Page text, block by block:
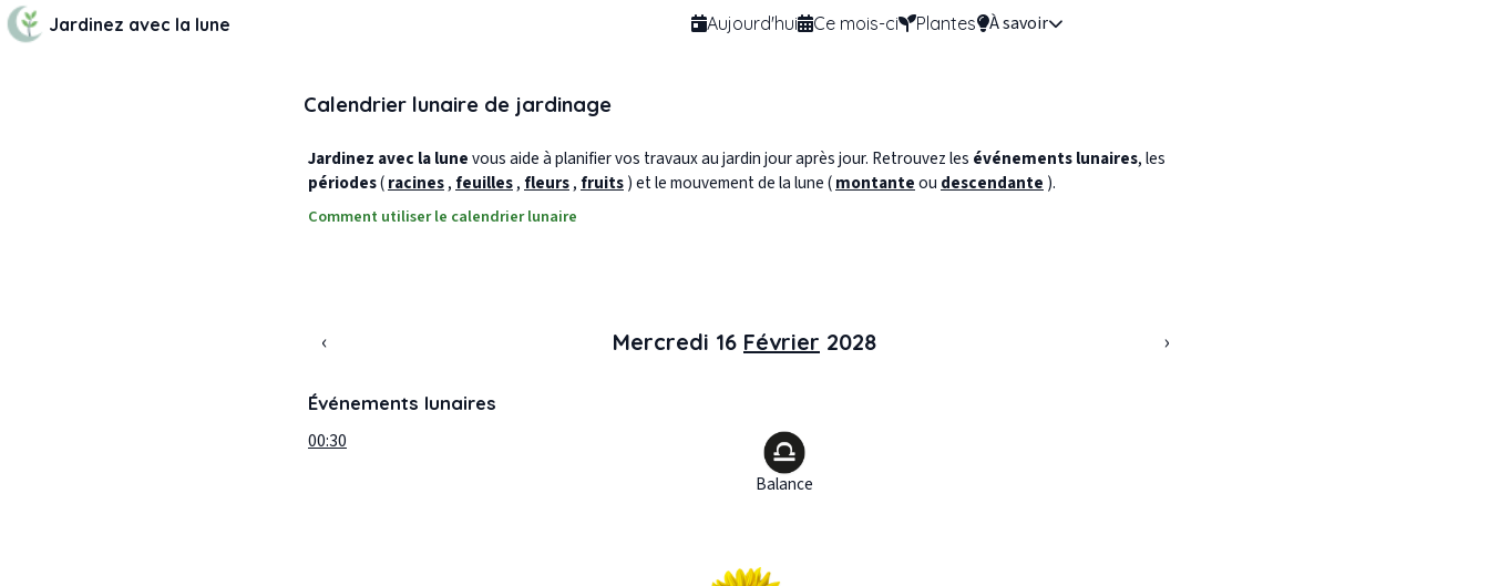
Jardinez avec la lune Aujourd'hui Ce mois-ci Plantes À savoir
Calendrier lunaire de jardinage
Jardinez avec la lunevous aide à planifier vos travaux au jardin jour après jour. Retrouvez les événements lunaires, les
périodes(racines, feuilles, fleurs, fruits) et le mouvement de la lune (montanteou descendante ).
Comment utiliser le calendrier lunaire
‹ Mercredi 16 Février 2028 ›
Événements lunaires
00:30
Balance